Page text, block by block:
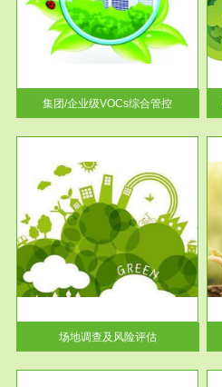
集团/企业级VOCs综合管控
政府/园区级VOCs综合管控服务
根据《石化行业挥发性有机物综
合整治方案》文件要求，到2017
年，全...
场地调查及风险评估
服务范围
土壤修复